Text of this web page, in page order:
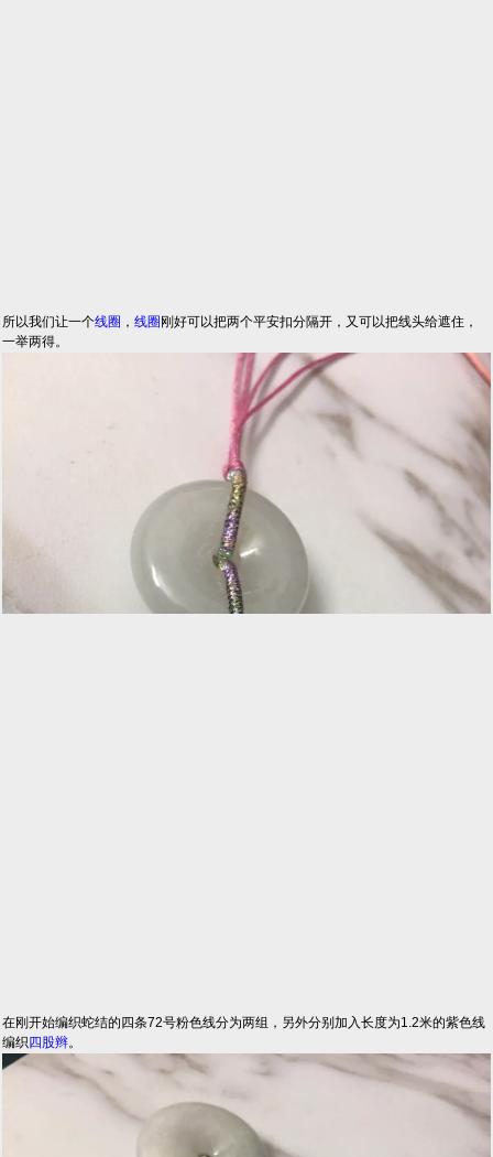
所以我们让一个线圈 ，线圈刚好可以把两个平安扣分隔开，又可以把线头给遮住，
一举两得。
在刚开始编织蛇结的四条72号粉色线分为两组，另外分别加入长度为1.2米的紫色线
编织四股辫。